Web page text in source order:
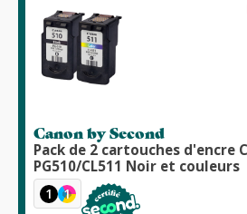
Canon by Second
Pack de 2 cartouches d'encre
PG510/CL511 Noir et couleurs
1 1